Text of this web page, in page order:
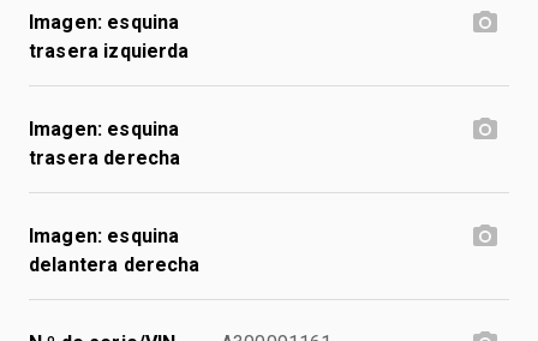
Imagen: esquina
trasera izquierda
Imagen: esquina
trasera derecha
Imagen: esquina
delantera derecha